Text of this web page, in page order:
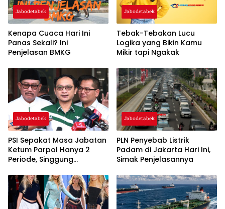
Jabodetabek
Kenapa Cuaca Hari Ini
Panas Sekali? Ini
Penjelasan BMKG
Jabodetabek
Tebak-Tebakan Lucu
Logika yang Bikin Kamu
Mikir tapi Ngakak
Jabodetabek
PSI Sepakat Masa Jabatan
Ketum Parpol Hanya 2
Periode, Singgung
‘Warisan’
Jabodetabek
PLN Penyebab Listrik
Padam di Jakarta Hari Ini,
Simak Penjelasannya